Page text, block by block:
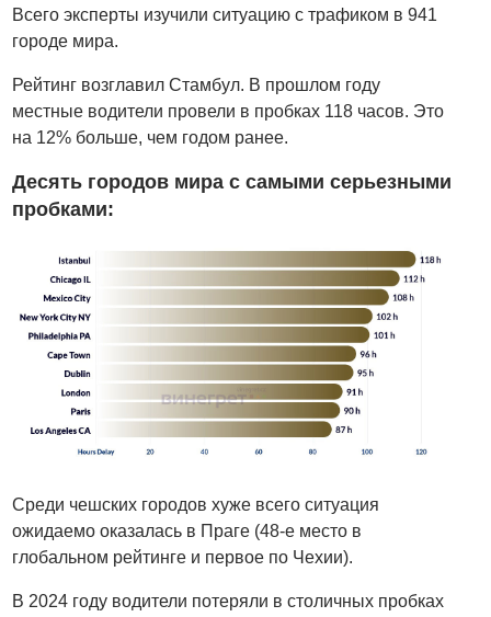
Всего эксперты изучили ситуацию с трафиком в 941
городе мира.
Рейтинг возглавил Стамбул. В прошлом году
местные водители провели в пробках 118 часов. Это
на 12% больше, чем годом ранее.
Десять городов мира с самыми серьезными
пробками:
Среди чешских городов хуже всего ситуация
ожидаемо оказалась в Праге (48-е место в
глобальном рейтинге и первое по Чехии).
В 2024 году водители потеряли в столичных пробках